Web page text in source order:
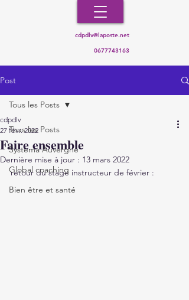
cdpdlv@laposte.net
0677743163
Post
Tous les Posts
Systema Auvergne
Global coaching
Bien être et santé
Tous les Posts
Faire ensemble
cdpdlv
27 févr. 2022
Dernière mise à jour : 13 mars 2022
retour du stage instructeur de février :